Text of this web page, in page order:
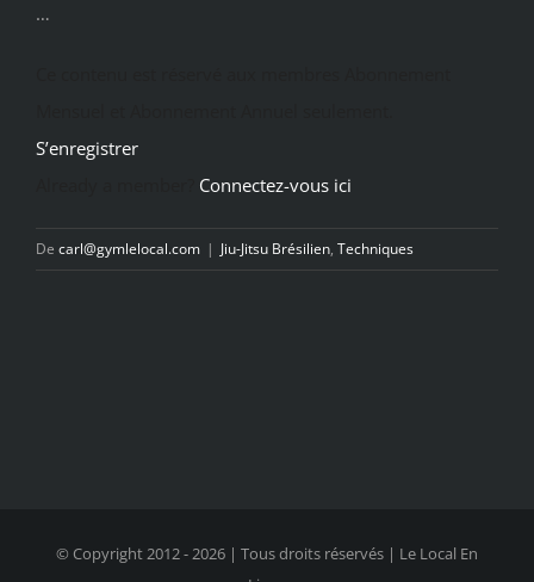
…
S’enregistrer
Connectez-vous ici
De carl@gymlelocal.com | Jiu-Jitsu Brésilien, Techniques
© Copyright 2012 -2026 | Tous droits réservés | Le Local En